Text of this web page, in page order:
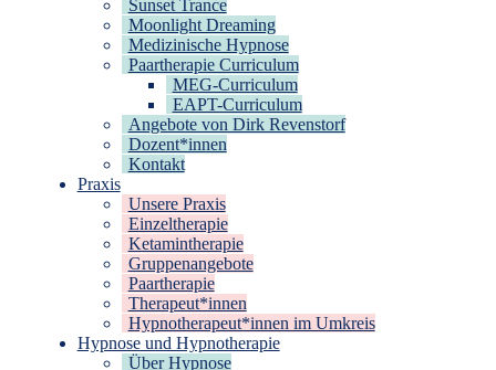
Sunset Trance
Moonlight Dreaming
Medizinische Hypnose
Paartherapie Curriculum
MEG-Curriculum
EAPT-Curriculum
Angebote von Dirk Revenstorf
Dozent*innen
Kontakt
Praxis
Unsere Praxis
Einzeltherapie
Ketamintherapie
Gruppenangebote
Paartherapie
Therapeut*innen
Hypnotherapeut*innen im Umkreis
Hypnose und Hypnotherapie
Über Hypnose